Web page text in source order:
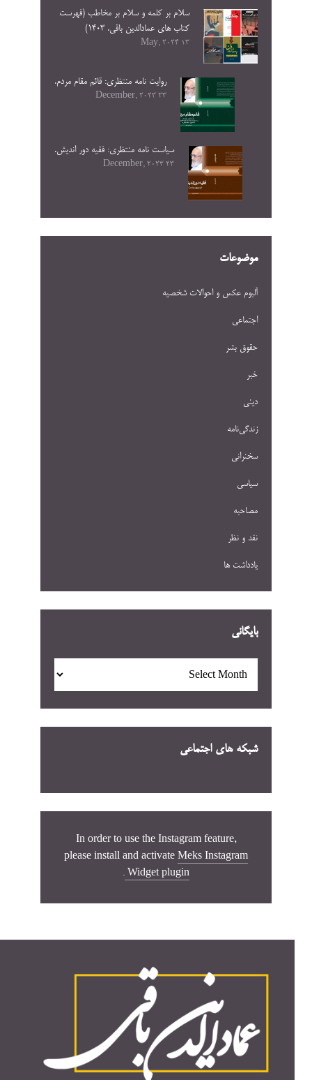
سلام بر کلمه و سلام بر مخاطب (فهرست
کتاب های عمادالدین باقی. ۱۴۰۳)
13 May, 2024
روایت نامه منتظری: قائم مقام مردم.
23 December, 2023
سیاست نامه منتظری: فقیه دور اندیش.
23 December, 2023
موضوعات
آلبوم عکس و احوالات شخصيه
اجتماعی
حقوق بشر
خبر
دینی
زندگی‌نامه
سخنرانی
سیاسی
مصاحبه
نقد و نظر
یادداشت ها
بایگانی
شبکه های اجتماعی
In order to use the Instagram feature,
please install and activate Meks Instagram
Widget plugin
.